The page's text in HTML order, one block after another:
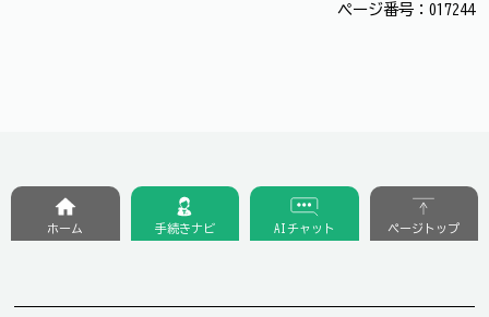
ページ番号：017244
ホーム 手続きナビ AIチャット ページトップ